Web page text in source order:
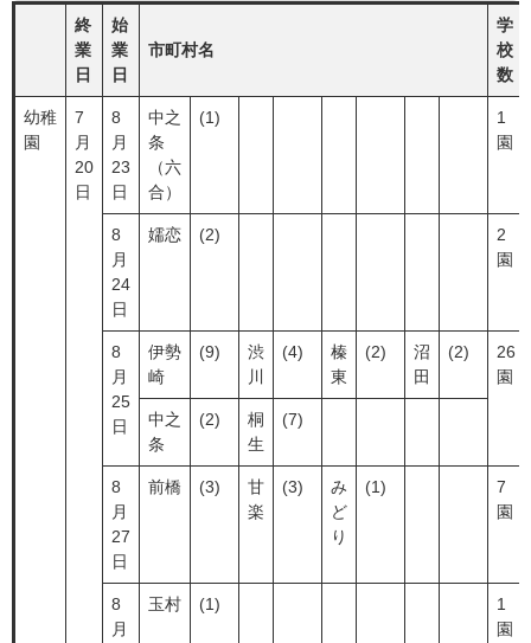
終
業
日
始
業
日
市町村名
学
校
数
幼稚
園
7
月
20
日
8
月
23
日
中之
条
（六
合）
(1)
1
園
8
月
24
日
嬬恋 (2)
2
園
8
月
25
日
伊勢
崎
(9)
渋
川
(4)
榛
東
(2)
沼
田
(2)
26
園
中之
条
(2)
桐
生
(7)
8
月
27
日
前橋 (3)
甘
楽
(3)
み
ど
り
(1)
7
園
8
月
玉村 (1)
1
園